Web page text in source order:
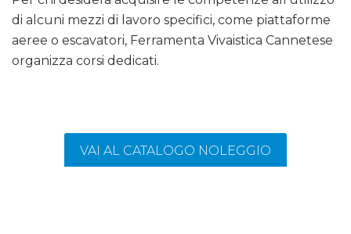
di alcuni mezzi di lavoro specifici, come piattaforme
aeree o escavatori, Ferramenta Vivaistica Cannetese
organizza corsi dedicati.
VAI AL CATALOGO NOLEGGIO